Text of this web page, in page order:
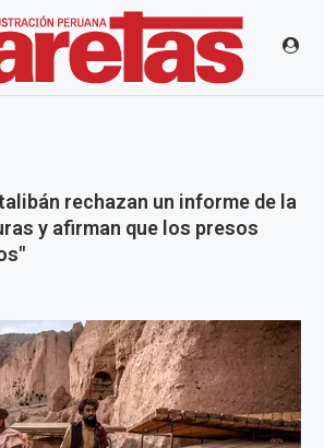
rechazan un informe de la
y afirman que los presos